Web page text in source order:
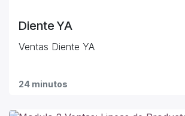
Diente YA
Ventas Diente YA
24 minutos